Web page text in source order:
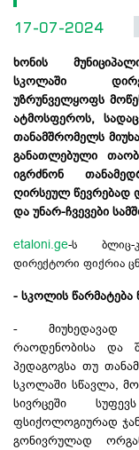
17-07-2024
ხონის
სკოლაში
უზრუნველყოფს
ატმოსფეროს,
თანამშრომელს
განათლებული
იგრძნონ
ღირსეულ წევრებად
და უნარ-ჩვევები
etaloni. ge-ს ბლიც-
დირექტორი ფიქრია
- სკოლის წარმატება
- მიუხედავად
რაოდენობისა და
პედაგოგსა თუ
სკოლაში სწავლა,
სივრცეში
ფსიქოლოგიურად
გონივრულად